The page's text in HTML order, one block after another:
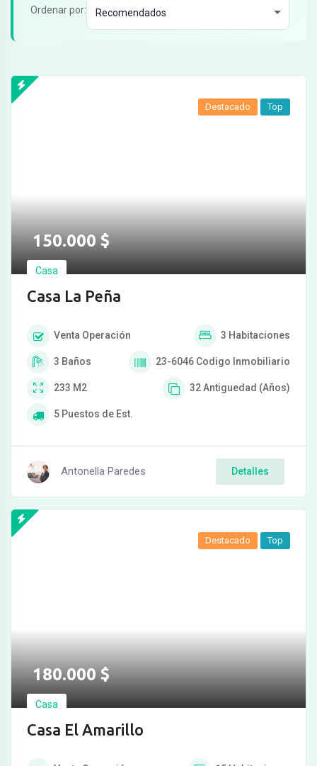
Ordenar por:
150.000$
Casa
Casa La Peña
Destacado Top
Venta Operación 3 Habitaciones
3 Baños 23-6046 Codigo Inmobiliario
233 M2 32Antiguedad (Años)
5 Puestos de Est.
Antonella Paredes Detalles
180.000$
Casa
Casa El Amarillo
Destacado Top